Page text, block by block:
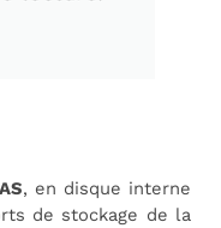
, en disque interne
de stockage de la